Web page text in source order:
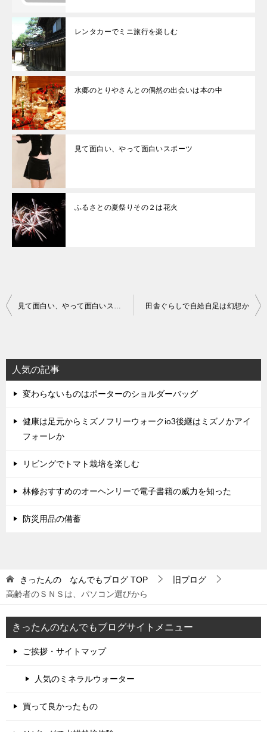
レンタカーでミニ旅行を楽しむ
水郷のとりやさんとの偶然の出会いは本の中
見て面白い、やって面白いスポーツ
ふるさとの夏祭りその２は花火
投
ビ
ゲ
ー
シ
見て面白い、やって面白いスポーツ 田舎ぐらしで自給自足は幻想か
人気の記事
変わらないものはポーターのショルダーバッグ
健康は足元からミズノフリーウォークio3後継はミズノかアイ
フォーレか
リビングでトマト栽培を楽しむ
林修おすすめのオーヘンリーで電子書籍の威力を知った
防災用品の備蓄
きったんの なんでもブログ TOP
旧ブログ
高齢者のＳＮＳは、パソコン選びから
きったんのなんでもブログサイトメニュー
ご挨拶・サイトマップ
人気のミネラルウォーター
買って良かったもの